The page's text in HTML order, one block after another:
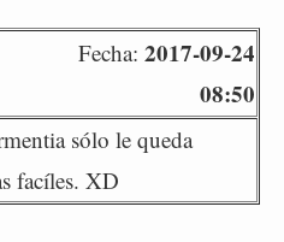
Fecha: 2017-09-24
08:50
sólo le queda
facíles. XD